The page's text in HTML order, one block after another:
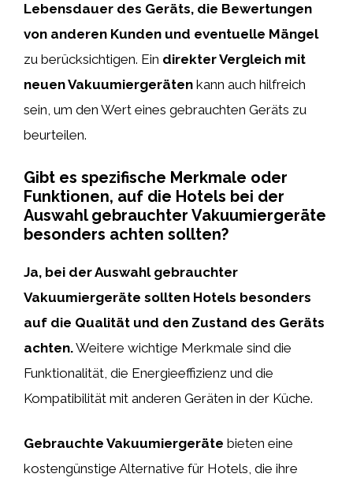
Lebensdauer des Geräts, die Bewertungen
von anderen Kunden und eventuelle Mängel
zu berücksichtigen. Ein direkter Vergleich mit
neuen Vakuumiergeräten kann auch hilfreich
sein, um den Wert eines gebrauchten Geräts zu
beurteilen.
Gibt es spezifische Merkmale oder
Funktionen, auf die Hotels bei der
Auswahl gebrauchter Vakuumiergeräte
besonders achten sollten?
Ja, bei der Auswahl gebrauchter
Vakuumiergeräte sollten Hotels besonders
auf die Qualität und den Zustand des Geräts
achten.Weitere wichtige Merkmale sind die
Funktionalität, die Energieeffizienz und die
Kompatibilität mit anderen Geräten in der Küche.
Gebrauchte Vakuumiergeräte bieten eine
kostengünstige Alternative für Hotels, die ihre